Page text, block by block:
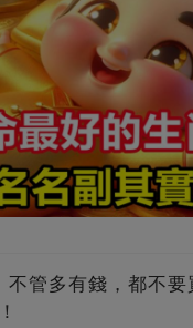
不管多有錢，都不要